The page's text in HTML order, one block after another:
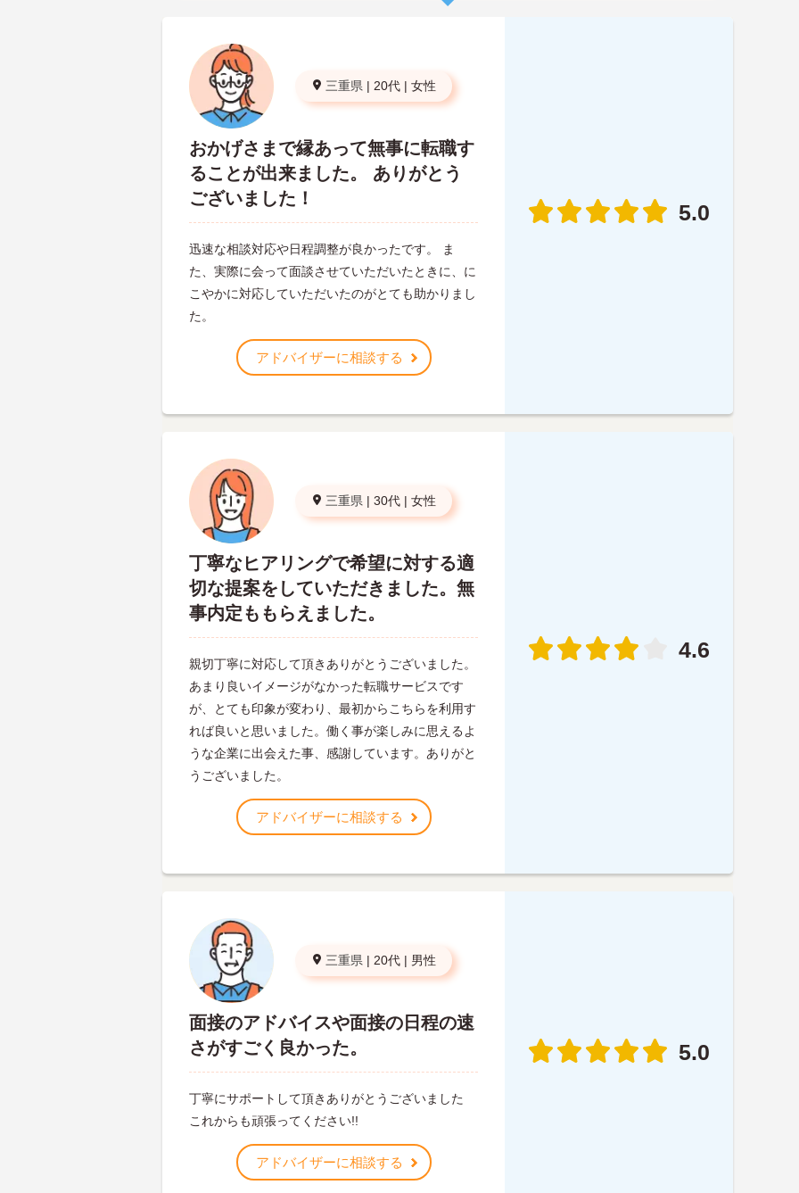
三重県 | 20代 | 女性
おかげさまで縁あって無事に転職す
ることが出来ました。 ありがとう
ございました！
迅速な相談対応や日程調整が良かったです。 ま
た、実際に会って面談させていただいたときに、に
こやかに対応していただいたのがとても助かりまし
た。
アドバイザーに相談する
5.0
三重県 | 30代 | 女性
丁寧なヒアリングで希望に対する適
切な提案をしていただきました。無
事内定ももらえました。
親切丁寧に対応して頂きありがとうございました。
あまり良いイメージがなかった転職サービスです
が、とても印象が変わり、最初からこちらを利用す
れば良いと思いました。働く事が楽しみに思えるよ
うな企業に出会えた事、感謝しています。ありがと
うございました。
アドバイザーに相談する
4.6
三重県 | 20代 | 男性
面接のアドバイスや面接の日程の速
さがすごく良かった。
丁寧にサポートして頂きありがとうございました
これからも頑張ってください!!
アドバイザーに相談する
5.0